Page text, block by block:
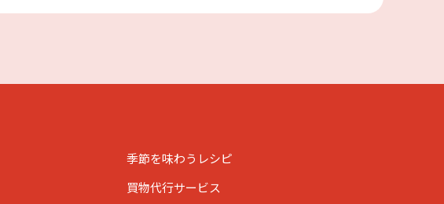
季節を味わうレシピ
買物代行サービス